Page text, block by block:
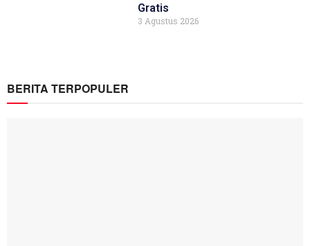
Gratis
3 Agustus 2026
BERITA TERPOPULER